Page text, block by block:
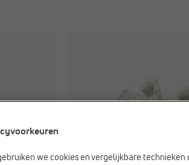
we cookies en vergelijkbare technieken